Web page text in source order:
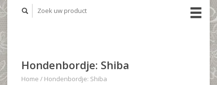
Hondenbordje: Shiba
Home / Hondenbordje: Shiba